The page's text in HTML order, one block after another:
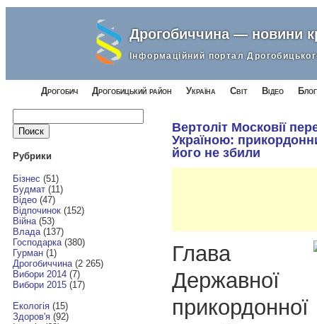
Дрогобиччина — новини
Інформаційний портал
Дрогобич Дрогобицький район Україна Світ Відео
Найти:
Рубрики
Бізнес (51)
Будмат(11)
Відео(47)
Відпочинок(152)
Війна(53)
Влада(137)
Господарка(380)
Гурман(1)
Дрогобиччина(2 265)
Вибори 2014(7)
Вибори 2015(17)
Екологія(15)
Здоров'я(92)
Вертоліт Московії
Україною:
його не збили
Глава
Державної
прикордонної